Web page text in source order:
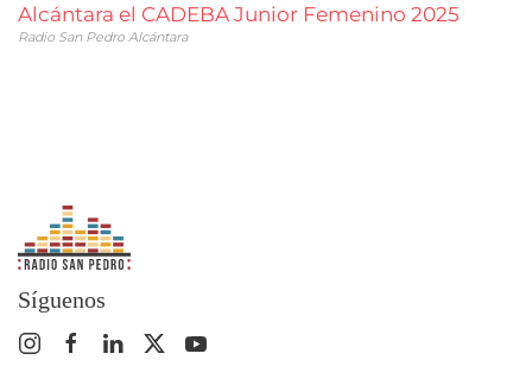
Alcántara el CADEBA Junior Femenino 2025
Radio San Pedro Alcántara
Síguenos